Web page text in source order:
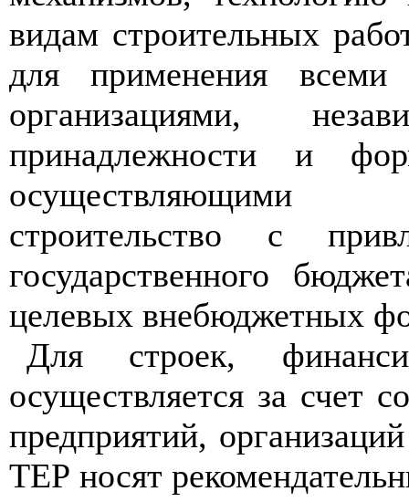
видам строительных
для применения всеми
организациями,
принадлежности и
строительство с
государственного
целевых внебюджетных
Для строек,
осуществляется за счет
предприятий,
ТЕР носят